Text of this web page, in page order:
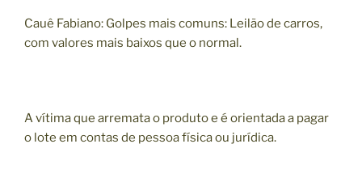
Cauê Fabiano: Golpes mais comuns: Leilão de carros,
com valores mais baixos que o normal.
A vítima que arremata o produto e é orientada a pagar
o lote em contas de pessoa física ou jurídica.